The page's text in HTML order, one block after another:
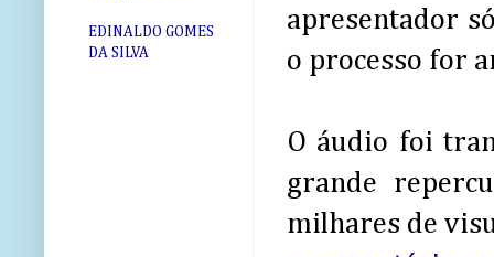
apresentador
o processo for
O áudio foi
grande
milhares de
EDINALDO GOMES
DA SILVA